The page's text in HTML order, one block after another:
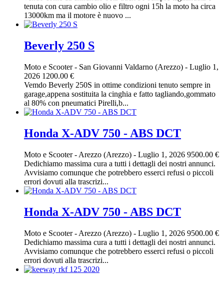
tenuta con cura cambio olio e filtro ogni 15h la moto ha circa
13000km ma il motore è nuovo ...
Beverly 250 S
Moto e Scooter- San Giovanni Valdarno (Arezzo) - Luglio 1,
2026 1200.00 €
Vemdo Beverly 250S in ottime condizioni tenuto sempre in
garage,appena sostituita la cinghia e fatto tagliando,gommato
al 80% con pneumatici Pirelli,b...
Honda X-ADV 750 - ABS DCT
Moto e Scooter- Arezzo (Arezzo) - Luglio 1, 2026 9500.00 €
Dedichiamo massima cura a tutti i dettagli dei nostri annunci.
Avvisiamo comunque che potrebbero esserci refusi o piccoli
errori dovuti alla trascrizi...
Honda X-ADV 750 - ABS DCT
Moto e Scooter- Arezzo (Arezzo) - Luglio 1, 2026 9500.00 €
Dedichiamo massima cura a tutti i dettagli dei nostri annunci.
Avvisiamo comunque che potrebbero esserci refusi o piccoli
errori dovuti alla trascrizi...